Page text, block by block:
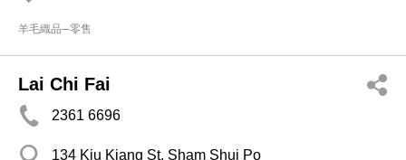
羊毛織品─零售
Lai Chi Fai
2361 6696
134 Kiu Kiang St, Sham Shui Po